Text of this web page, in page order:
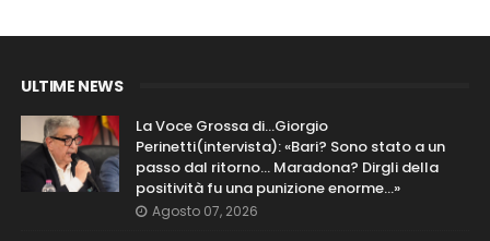
ULTIME NEWS
La Voce Grossa di…Giorgio
Perinetti(intervista): «Bari? Sono stato a un
passo dal ritorno... Maradona? Dirgli della
positività fu una punizione enorme…»
Agosto 07, 2026